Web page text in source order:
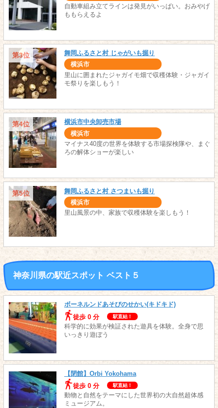
自動車組み立てラインは発見がいっぱい。おみやげ
ももらえるよ
第3位 舞岡ふるさと村 じゃがいも掘り
横浜市
里山に囲まれたジャガイモ畑で収穫体験・ジャガイ
モ祭りを楽しもう！
第4位 横浜市中央卸売市場
横浜市
マイナス40度の世界を体験する市場探検隊や、まぐ
ろの解体ショーが楽しい
第5位 舞岡ふるさと村 さつまいも掘り
横浜市
里山風景の中、家族で収穫体験を楽しもう！
神奈川県の駅近スポット ベスト５
ボーネルンドあそびのせかい(キドキド)
徒歩 0 分
駅直結！
科学的に効果が検証された遊具を体験。全身で思
いっきり遊ぼう
【閉館】Orbi Yokohama
徒歩 0 分
駅直結！
動物と自然をテーマにした世界初の大自然超体感
ミュージアム。